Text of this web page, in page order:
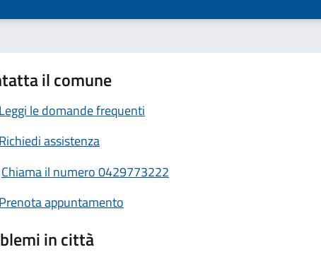
il comune
Leggi le domande frequenti
Richiedi assistenza
Chiama il numero 0429773222
Prenota appuntamento
in città